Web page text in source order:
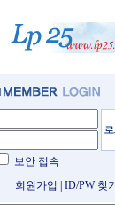
보안 접속
회원가입
ID/PW 찾기